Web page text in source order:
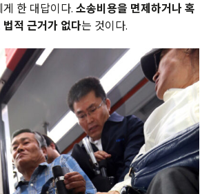
게 한 대답이다. 소송비용을 면제하거나 혹
적 근거가 없다는 것이다.